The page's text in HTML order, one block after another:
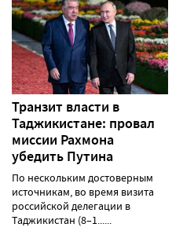
Транзит власти в
Таджикистане: провал
миссии Рахмона
убедить Путина
По нескольким достоверным
источникам, во время визита
российской делегации в
Таджикистан (8–1......